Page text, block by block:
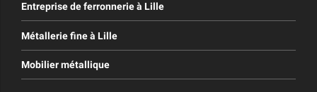
Entreprise de ferronnerie à Lille
Métallerie fine à Lille
Mobilier métallique